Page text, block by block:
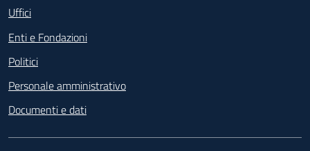
Uffici
Enti e Fondazioni
Politici
Personale amministrativo
Documenti e dati